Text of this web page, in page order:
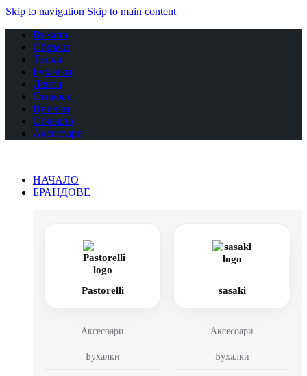
Skip to navigation Skip to main content
Въжета
Обръчи
Топки
Бухалки
Ленти
Стикове
Цвички
Облекло
Аксесоари
НАЧАЛО
БРАНДОВЕ
Pastorelli
Аксесоари
Бухалки
sasaki
Аксесоари
Бухалки